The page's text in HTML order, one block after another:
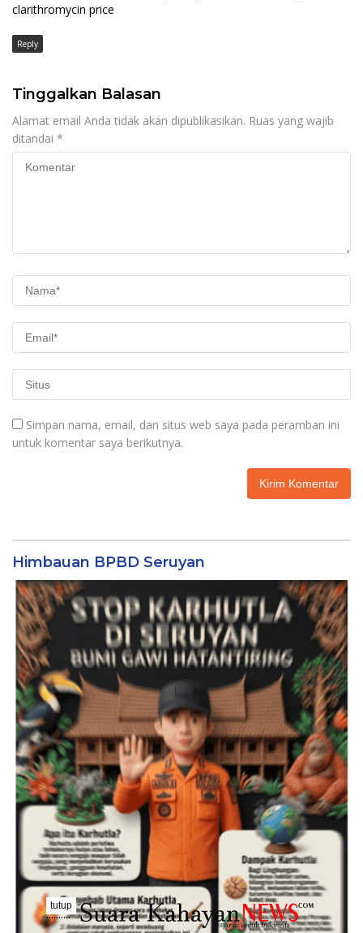
clarithromycin price
Reply
Tinggalkan Balasan
Alamat email Anda tidak akan dipublikasikan. Ruas yang wajib
ditandai *
Simpan nama, email, dan situs web saya pada peramban ini
untuk komentar saya berikutnya.
Himbauan BPBD Seruyan
tutup
..........